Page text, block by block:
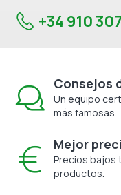
+34 910
Consejos
Un equipo
más famosas.
Mejor
Precios bajos
productos.